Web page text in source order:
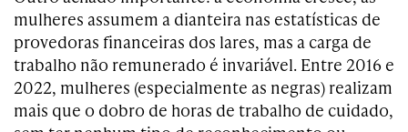
mulheres assumem a dianteira nas estatísticas de
provedoras financeiras dos lares, mas a carga de
trabalho não remunerado é invariável. Entre 2016 e
2022, mulheres (especialmente as negras) realizam
mais que o dobro de horas de trabalho de cuidado,